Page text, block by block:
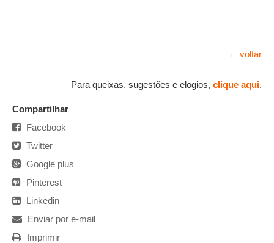
← voltar
Para queixas, sugestões e elogios, clique aqui.
Compartilhar
Facebook
Twitter
Google plus
Pinterest
Linkedin
Enviar por e-mail
Imprimir